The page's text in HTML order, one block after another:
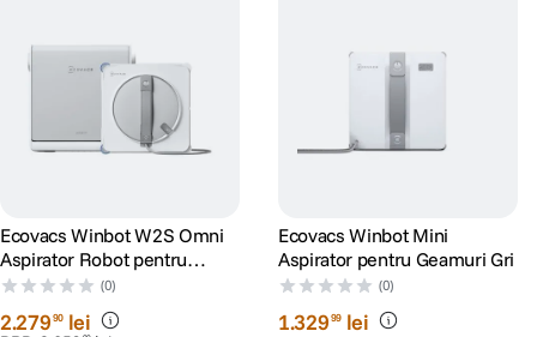
Putere maxima de aspirare cu BLAST
Ecovacs Winbot W2S Omni
Aspirator Robot pentru
Geamuri
(0)
2.27990 lei
Ecovacs Winbot Mini
Aspirator pentru Geamuri Gri
(0)
1.32999 lei